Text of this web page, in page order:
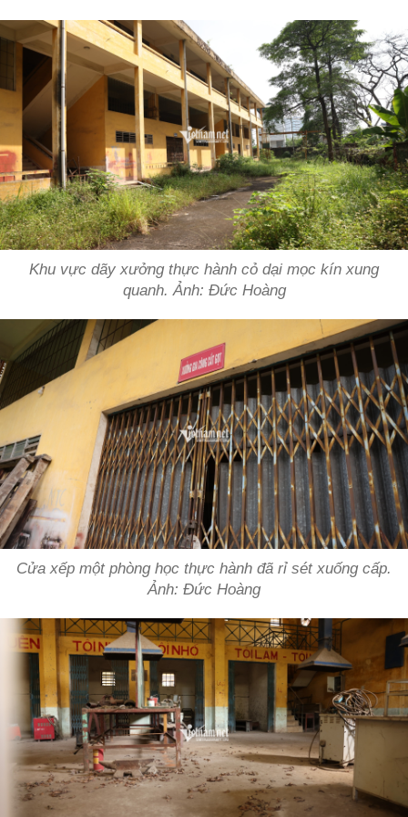
Khu vực dãy xưởng thực hành cỏ dại mọc kín xung
quanh. Ảnh: Đức Hoàng
Cửa xếp một phòng học thực hành đã rỉ sét xuống cấp.
Ảnh: Đức Hoàng